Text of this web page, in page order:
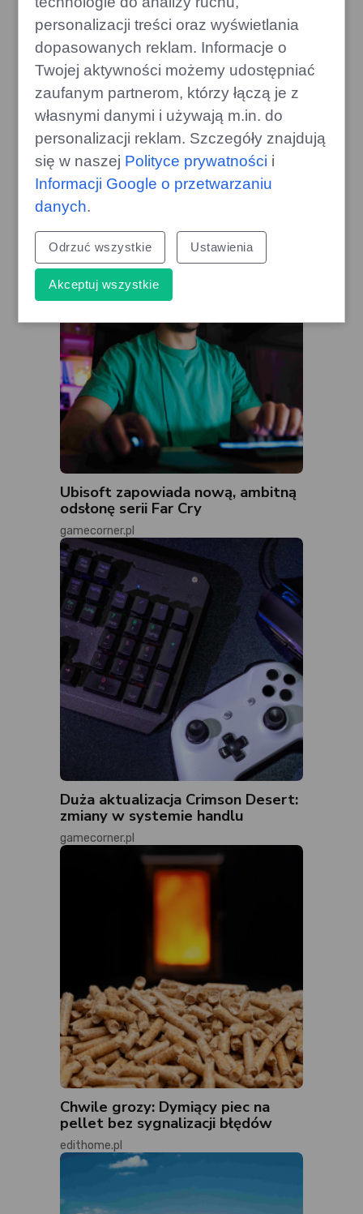
Styropian czy wełna? Porównanie
wad i zalet popularnych izolacji
Ubisoft zapowiada nową, ambitną
odsłonę serii Far Cry
gamecorner.pl
Duża aktualizacja Crimson Desert:
zmiany w systemie handlu
gamecorner.pl
Chwile grozy: Dymiący piec na
pellet bez sygnalizacji błędów
edithome.pl
personalizacji treści oraz wyświetlania
dopasowanych reklam. Informacje o
Twojej aktywności możemy udostępniać
zaufanym partnerom, którzy łączą je z
własnymi danymi i używają m.in. do
personalizacji reklam. Szczegóły znajdują
się w naszej Polityce prywatności i
Informacji Google o przetwarzaniu
danych.
Odrzuć wszystkie Ustawienia
Akceptuj wszystkie